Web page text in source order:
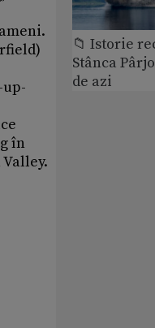
în
📁 Istorie
Stânca
de azi